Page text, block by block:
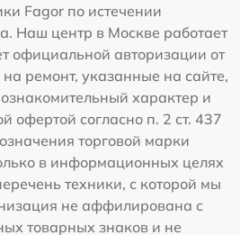
Fagor по истечении
Наш центр в Москве работает
официальной авторизации от
ремонт, указанные на сайте,
характер и
офертой согласно п. 2 ст. 437
торговой марки
в информационных целях
техники, с которой мы
не аффилирована с
товарных знаков и не